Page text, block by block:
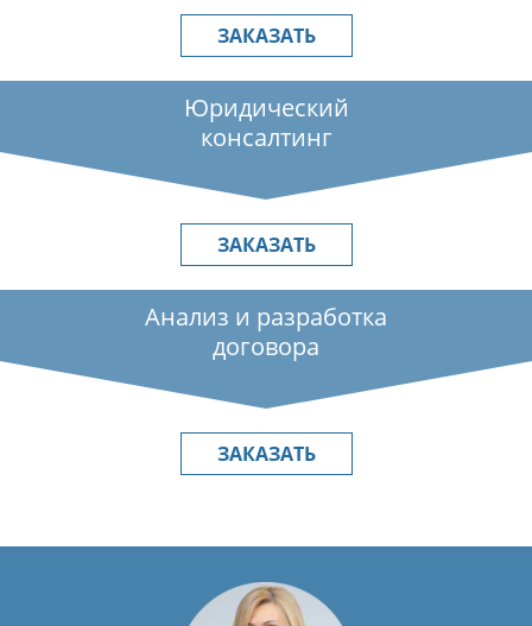
ЗАКАЗАТЬ
Юридический
консалтинг
ЗАКАЗАТЬ
Анализ и разработка
договора
ЗАКАЗАТЬ